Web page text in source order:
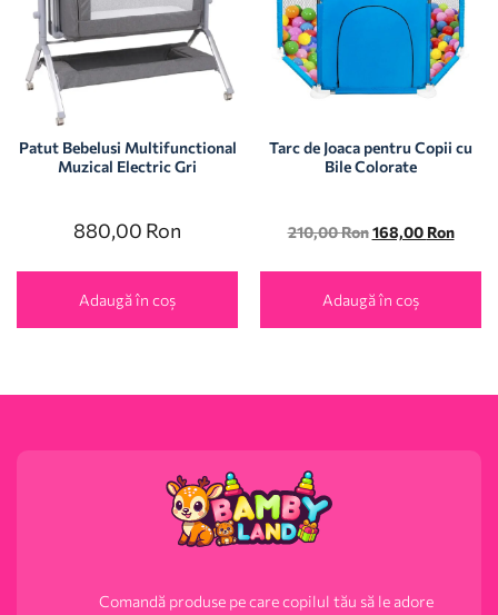
Patut Bebelusi Multifunctional
Muzical Electric Gri
880,00 Ron
Adaugă în coș
Tarc de Joaca pentru Copii cu
Bile Colorate
210,00Ron 168,00 Ron
Adaugă în coș
Comandă produse pe care copilul tău să le adore